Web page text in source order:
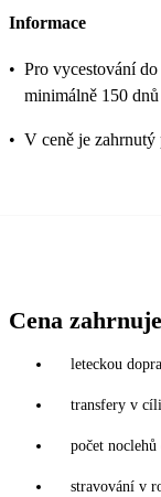
Informace
• Pro vycestování
minimálně 150
• V ceně je zahrnutý
Cena zahrnuje
leteckou
transfery v
počet
stravování v